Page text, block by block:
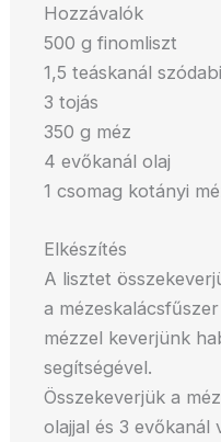
Hozzávalók
500 g finomliszt
1,5 teáskanál
3 tojás
350 g méz
4 evőkanál olaj
1 csomag kotányi
Elkészítés
A lisztet
a
mézzel keverjünk
segítségével.
Összekeverjük a
olajjal és 3 evőkanál